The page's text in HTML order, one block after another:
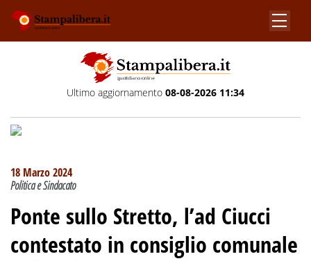
Ultimo aggiornamento 08-08-2026 11:34
18 Marzo 2024
Politica e Sindacato
Ponte sullo Stretto, l’ad Ciucci
contestato in consiglio comunale